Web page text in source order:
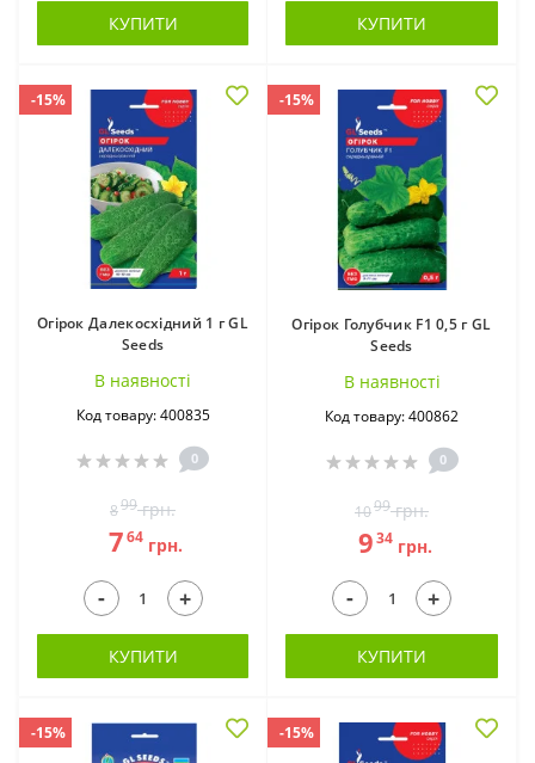
КУПИТИ КУПИТИ
-15%
Огірок Далекосхідний 1 г GL
Seeds
В наявностi
Код товару: 400835
0
899грн.
764 грн.
- +
КУПИТИ
-15%
Огірок Голубчик F1 0,5 г GL
Seeds
В наявностi
Код товару: 400862
0
1099грн.
934грн.
- +
КУПИТИ
-15% -15%